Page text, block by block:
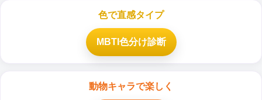
色で直感タイプ
MBTI色分け診断
動物キャラで楽しく